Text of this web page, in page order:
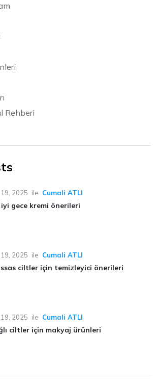
Rehberi
19, 2025 ile Cumali ATLI
iyi gece kremi önerileri
19, 2025 ile Cumali ATLI
ciltler için temizleyici önerileri
19, 2025 ile Cumali ATLI
ciltler için makyaj ürünleri